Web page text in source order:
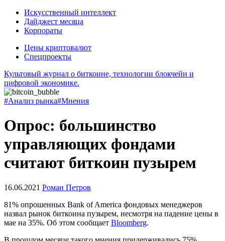
Искусственный интеллект
Дайджест месяца
Корпораты
Цены криптовалют
Спецпроекты
Культовый журнал о биткоине, технологии блокчейн и
цифровой экономике.
#Анализ рынка#Мнения
Опрос: большинство
управляющих фондами
считают биткоин пузырем
16.06.2021 Роман Петров
81% опрошенных Bank of America фондовых менеджеров
назвал рынок биткоина пузырем, несмотря на падение цены в
мае на 35%. Об этом сообщает Bloomberg.